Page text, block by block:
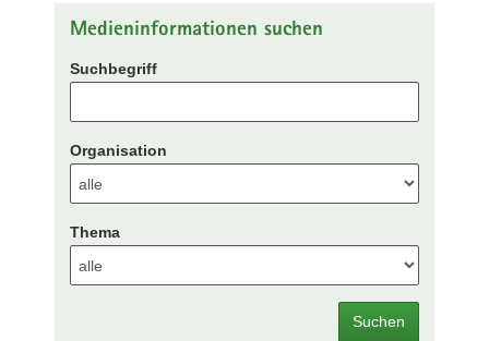
Medieninformationen suchen
Suchbegriff
Organisation
Thema
Suchen